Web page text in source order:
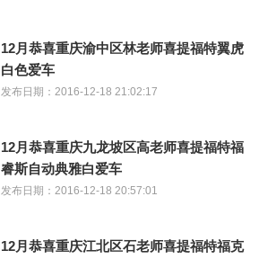
12月恭喜重庆渝中区林老师喜提福特翼虎
白色爱车
发布日期：2016-12-18 21:02:17
12月恭喜重庆九龙坡区高老师喜提福特福
睿斯自动典雅白爱车
发布日期：2016-12-18 20:57:01
12月恭喜重庆江北区石老师喜提福特福克